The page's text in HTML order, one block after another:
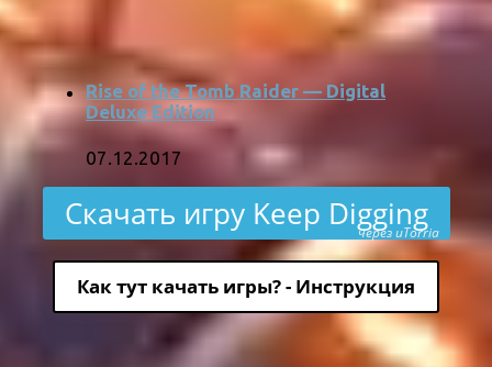
Rise of the Tomb Raider — Digital
Deluxe Edition
07.12.2017
Скачать игру Keep Digging
через uTorria
Как тут качать игры? - Инструкция